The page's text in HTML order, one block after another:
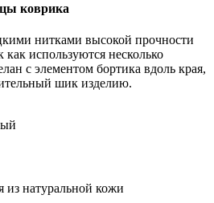
коврика
нитками высокой прочности
используются несколько
с элементом бортика вдоль края,
шик изделию.